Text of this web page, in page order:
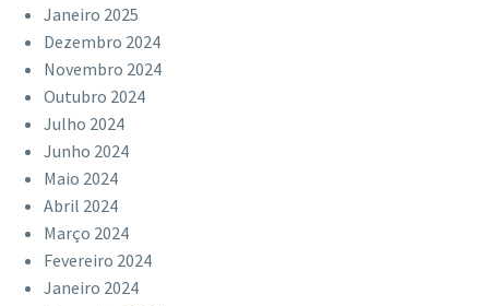
Janeiro 2025
Dezembro 2024
Novembro 2024
Outubro 2024
Julho 2024
Junho 2024
Maio 2024
Abril 2024
Março 2024
Fevereiro 2024
Janeiro 2024